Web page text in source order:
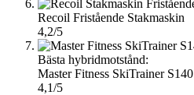
Recoil Fristående Stakmaskin
4,2/5
Bästa hybridmotstånd:
Master Fitness SkiTrainer
4,1/5